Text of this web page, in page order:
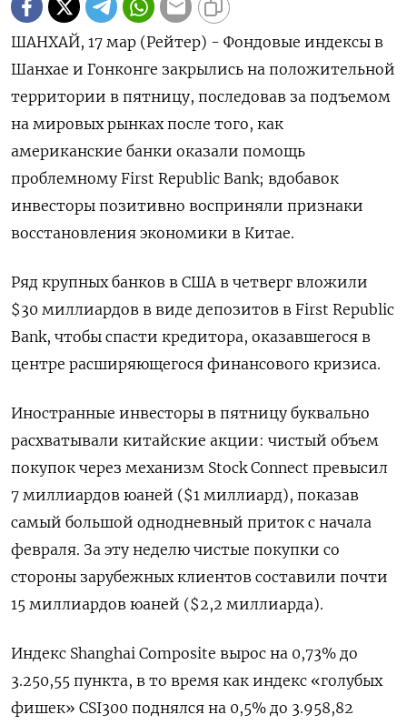
ШАНХАЙ, 17 мар (Рейтер) - Фондовые индексы в
Шанхае и Гонконге закрылись на положительной
территории в пятницу, последовав за подъемом
на мировых рынках после того, как
американские банки оказали помощь
проблемному First Republic Bank; вдобавок
инвесторы позитивно восприняли признаки
восстановления экономики в Китае.
Ряд крупных банков в США в четверг вложили
$30 миллиардов в виде депозитов в First Republic
Bank, чтобы спасти кредитора, оказавшегося в
центре расширяющегося финансового кризиса.
Иностранные инвесторы в пятницу буквально
расхватывали китайские акции: чистый объем
покупок через механизм Stock Connect превысил
7 миллиардов юаней ($1 миллиард), показав
самый большой однодневный приток с начала
февраля. За эту неделю чистые покупки со
стороны зарубежных клиентов составили почти
15 миллиардов юаней ($2,2 миллиарда).
Индекс Shanghai Composite вырос на 0,73% до
3.250,55 пункта, в то время как индекс «голубых
фишек» CSI300 поднялся на 0,5% до 3.958,82